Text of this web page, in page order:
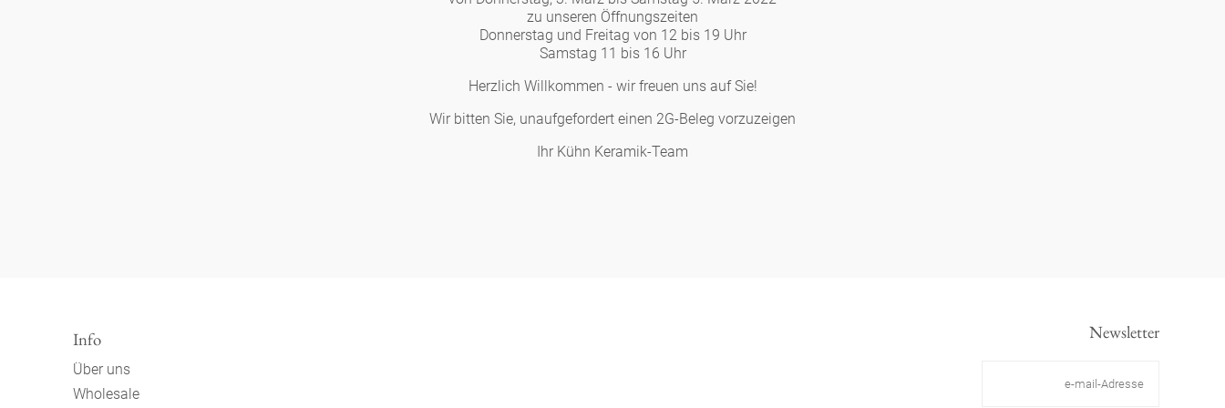
Berliner Duft
zu unseren Öffnungszeiten
Donnerstag und Freitag von 12 bis 19 Uhr
Samstag 11 bis 16 Uhr
Herzlich Willkommen - wir freuen uns auf Sie!
Wir bitten Sie, unaufgefordert einen 2G-Beleg vorzuzeigen
Ihr Kühn Keramik-Team
Info
Über uns
Wholesale
Newsletter